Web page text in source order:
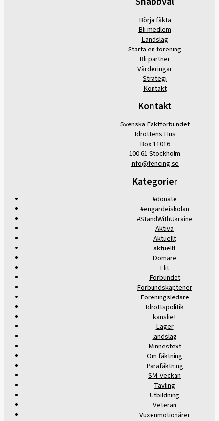
Börja fäkta
Bli medlem
Landslag
Starta en förening
Bli partner
Värderingar
Strategi
Kontakt
Kontakt
Svenska Fäktförbundet
Idrottens Hus
Box 11016
100 61 Stockholm
info@fencing.se
Kategorier
#donate
#engardeiskolan
#StandWithUkraine
Aktiva
Aktuellt
aktuellt
Domare
Elit
Förbundet
Förbundskaptener
Föreningsledare
Idrottspolitik
kansliet
Läger
landslag
Minnestext
Om fäktning
Parafäktning
SM-veckan
Tävling
Utbildning
Veteran
Vuxenmotionärer